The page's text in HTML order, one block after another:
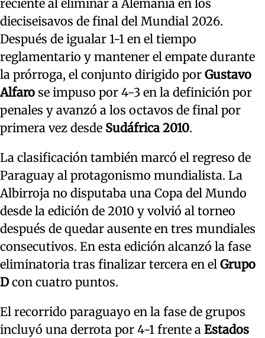
reciente al eliminar a Alemania en los
dieciseisavos de final del Mundial 2026.
Después de igualar 1-1 en el tiempo
reglamentario y mantener el empate durante
la prórroga, el conjunto dirigido por Gustavo
Alfaro se impuso por 4-3 en la definición por
penales y avanzó a los octavos de final por
primera vez desde Sudáfrica 2010.
La clasificación también marcó el regreso de
Paraguay al protagonismo mundialista. La
Albirroja no disputaba una Copa del Mundo
desde la edición de 2010 y volvió al torneo
después de quedar ausente en tres mundiales
consecutivos. En esta edición alcanzó la fase
eliminatoria tras finalizar tercera en el Grupo
Dcon cuatro puntos.
El recorrido paraguayo en la fase de grupos
incluyó una derrota por 4-1 frente a Estados